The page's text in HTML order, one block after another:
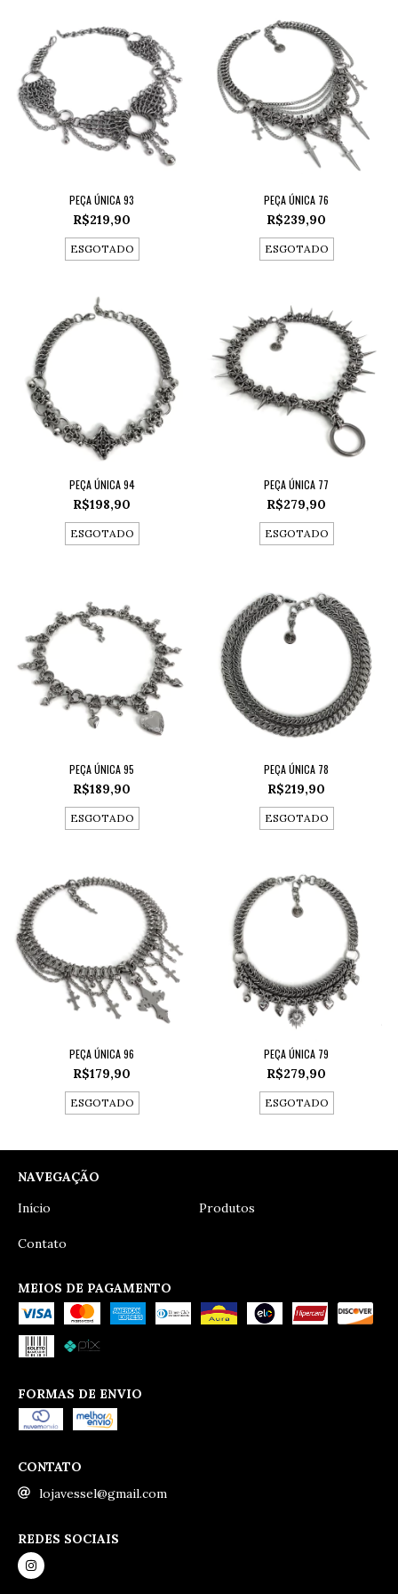
PEÇA ÚNICA 93
R$219,90
ESGOTADO
PEÇA ÚNICA 76
R$239,90
ESGOTADO
PEÇA ÚNICA 94
R$198,90
ESGOTADO
PEÇA ÚNICA 77
R$279,90
ESGOTADO
PEÇA ÚNICA 95
R$189,90
ESGOTADO
PEÇA ÚNICA 78
R$219,90
ESGOTADO
PEÇA ÚNICA 96
R$179,90
ESGOTADO
PEÇA ÚNICA 79
R$279,90
ESGOTADO
NAVEGAÇÃO
Início
Produtos
Contato
MEIOS DE PAGAMENTO
FORMAS DE ENVIO
CONTATO
lojavessel@gmail.com
REDES SOCIAIS